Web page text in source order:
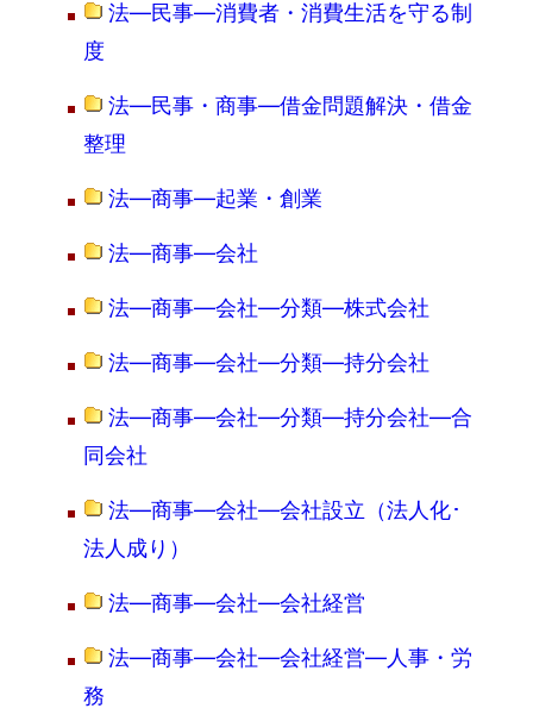
法―民事―消費者・消費生活を守る制
度
法―民事・商事―借金問題解決・借金
整理
法―商事―起業・創業
法―商事―会社
法―商事―会社―分類―株式会社
法―商事―会社―分類―持分会社
法―商事―会社―分類―持分会社―合
同会社
法―商事―会社―会社設立（法人化･
法人成り）
法―商事―会社―会社経営
法―商事―会社―会社経営―人事・労
務